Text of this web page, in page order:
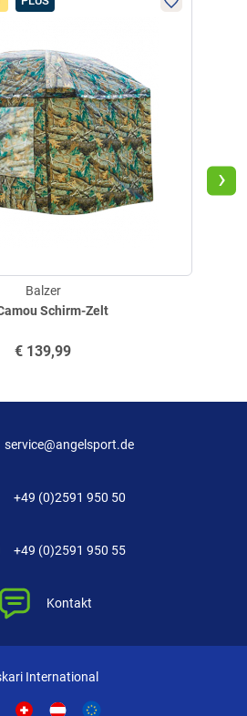
Produktbewertungen für diesen
Schirm-Zelt
Balzer
€ 139,99
›
service@angelsport.de
+49 (0)2591 950 50
+49 (0)2591 950 55
Kontakt
International